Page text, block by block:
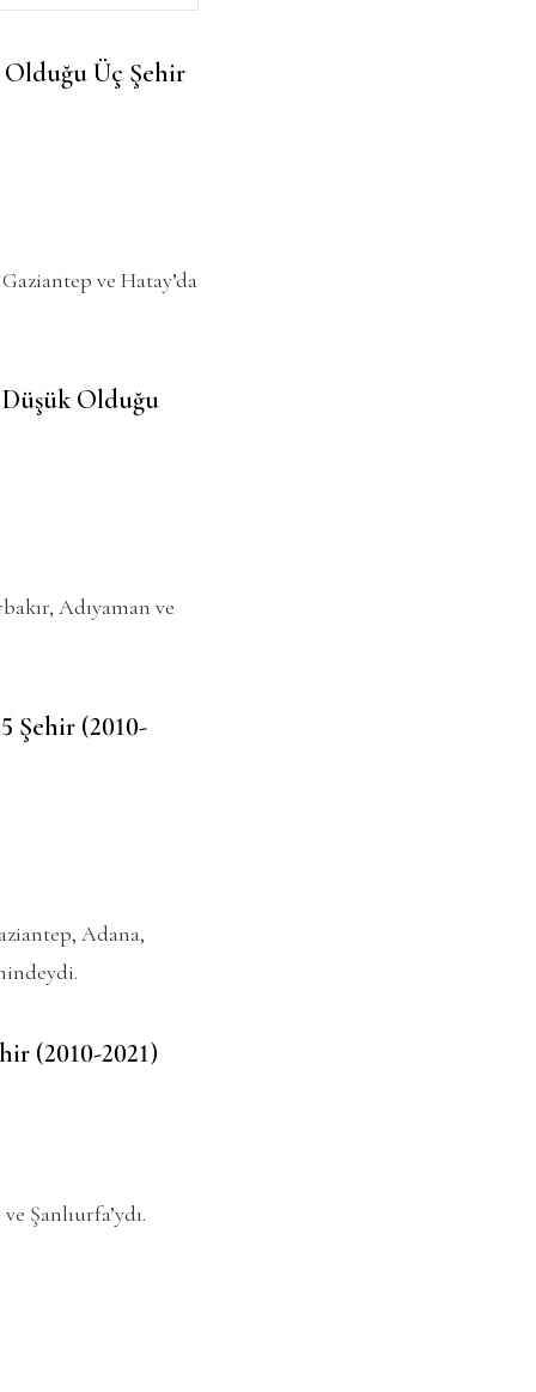
Olduğu Üç Şehir
ve Hatay’da
Olduğu
Adıyaman ve
Şehir (2010-
Adana,
(2010-2021)
Şanlıurfa’ydı.